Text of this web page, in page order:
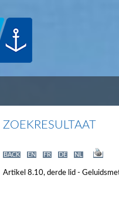
ZOEKRESULTAAT
BACK EN FR DE NL
Artikel 8.10, derde lid -